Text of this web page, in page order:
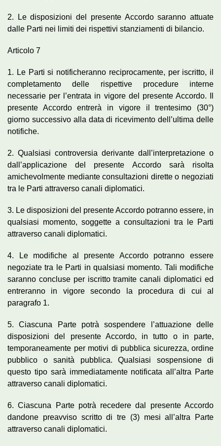
2. Le disposizioni del presente Accordo saranno attuate
dalle Parti nei limiti dei rispettivi stanziamenti di bilancio.
Articolo 7
1. Le Parti si notificheranno reciprocamente, per iscritto, il
completamento delle rispettive procedure interne
necessarie per l’entrata in vigore del presente Accordo. Il
presente Accordo entrerà in vigore il trentesimo (30°)
giorno successivo alla data di ricevimento dell’ultima delle
notifiche.
2. Qualsiasi controversia derivante dall’interpretazione o
dall’applicazione del presente Accordo sarà risolta
amichevolmente mediante consultazioni dirette o negoziati
tra le Parti attraverso canali diplomatici.
3. Le disposizioni del presente Accordo potranno essere, in
qualsiasi momento, soggette a consultazioni tra le Parti
attraverso canali diplomatici.
4. Le modifiche al presente Accordo potranno essere
negoziate tra le Parti in qualsiasi momento. Tali modifiche
saranno concluse per iscritto tramite canali diplomatici ed
entreranno in vigore secondo la procedura di cui al
paragrafo 1.
5. Ciascuna Parte potrà sospendere l’attuazione delle
disposizioni del presente Accordo, in tutto o in parte,
temporaneamente per motivi di pubblica sicurezza, ordine
pubblico o sanità pubblica. Qualsiasi sospensione di
questo tipo sarà immediatamente notificata all’altra Parte
attraverso canali diplomatici.
6. Ciascuna Parte potrà recedere dal presente Accordo
dandone preavviso scritto di tre (3) mesi all’altra Parte
attraverso canali diplomatici.